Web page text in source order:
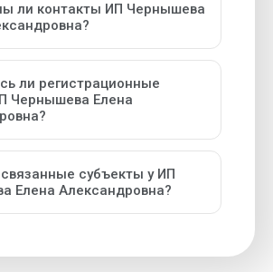
ли контакты ИП Чернышева
ли регистрационные
Чернышева Елена
связанные субъекты у ИП
Елена Александровна?